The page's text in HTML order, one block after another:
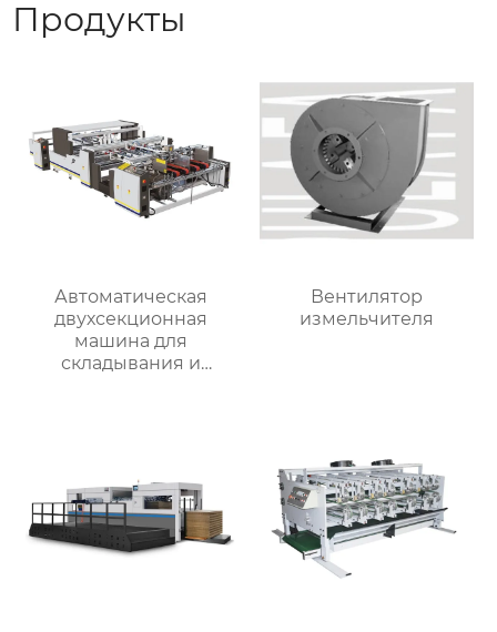
Продукты
Автоматическая
двухсекционная
машина для
складывания и
Вентилятор
измельчителя